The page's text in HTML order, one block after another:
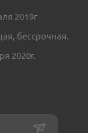
2019г
бессрочная.
2020г.